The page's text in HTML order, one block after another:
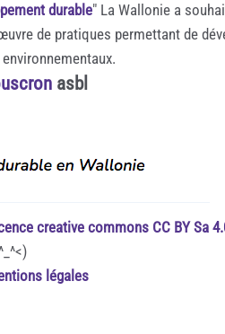
durable" La Wallonie a
de pratiques permettant de
asbl
creative commons CC BY Sa
légales